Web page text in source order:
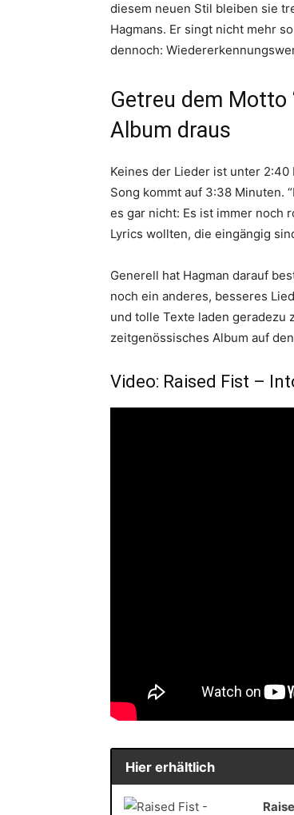
diesem neuen Stil bleiben sie
Hagmans. Er singt nicht mehr
dennoch:
Getreu dem Motto
Album draus
Keines der Lieder ist unter
Song kommt auf 3:38 Minuten.
es gar nicht: Es ist immer noch
Lyrics wollten, die eingängig
Generell hat Hagman darauf
noch ein anderes, besseres
und tolle Texte laden geradezu
zeitgenössisches Album auf
Video: Raised Fist –
Hier erhältlich